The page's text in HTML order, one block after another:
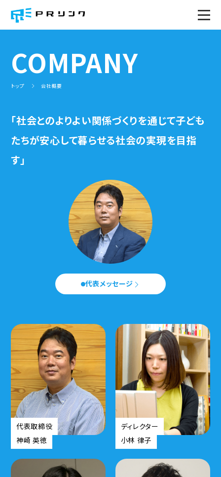
PRのWA！
みんなで広報会議(全国版)
社内報の企画、作成
社内広報研修
広報セミナー
PR事例
地域広報コミュニティ
ミライ企業プロジェクト
代表メッセージ
スタッフ紹介 事務所について
問い合わせ
COMPANY
トップ 会社概要
「社会とのよりよい関係づくりを通じて子ども
たちが安心して暮らせる社会の実現を目指
す」
代表メッセージ
代表取締役
神崎 英徳
ディレクター
小林 律子